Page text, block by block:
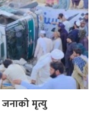
जनाको मृत्यु